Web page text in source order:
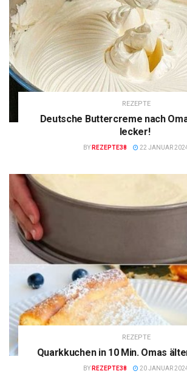
REZEPTE
Deutsche Buttercreme nach
lecker!
BY REZEPTE38 22 JANUAR
REZEPTE
Quarkkuchen in 10 Min. Omas
BY REZEPTE38 20 JANUAR